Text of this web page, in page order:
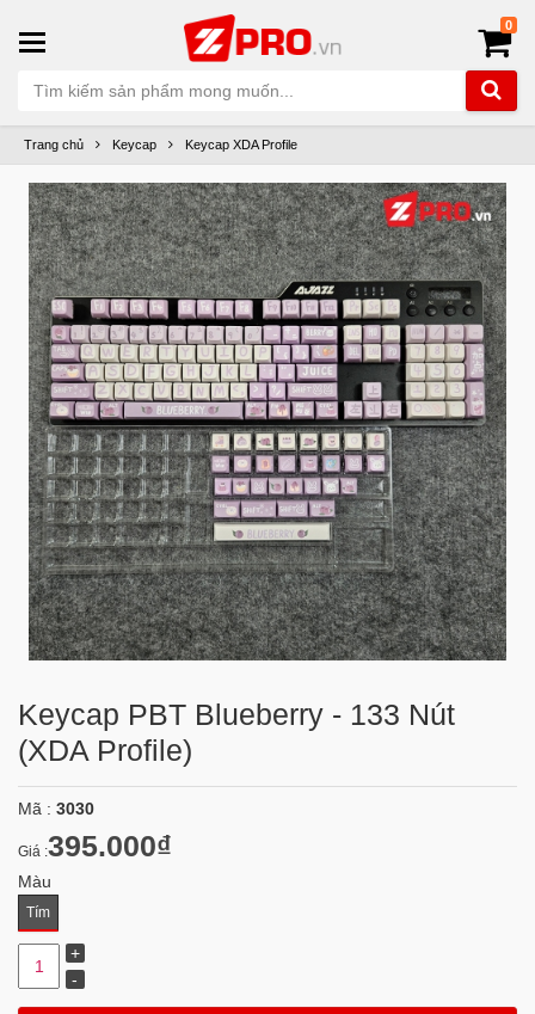
0
Trang chủ Keycap Keycap XDA Profile
Keycap PBT Blueberry - 133 Nút
(XDA Profile)
Mã : 3030
Giá :395.000₫
Màu
Tím